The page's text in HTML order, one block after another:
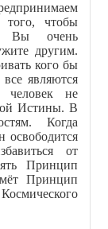
того, чтобы
Вы очень
другим.
кого бы
являются
человек не
Истины. В
Когда
освободится
от
Принцип
Принцип